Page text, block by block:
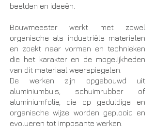
beelden en ideeën.
Bouwmeester werkt met zowel
organische als industriële materialen
en zoekt naar vormen en technieken
die het karakter en de mogelijkheden
van dit materiaal weerspiegelen.
De werken zijn opgebouwd uit
aluminiumbuis, schuimrubber of
aluminiumfolie, die op geduldige en
organische wijze worden geplooid en
evolueren tot imposante werken.